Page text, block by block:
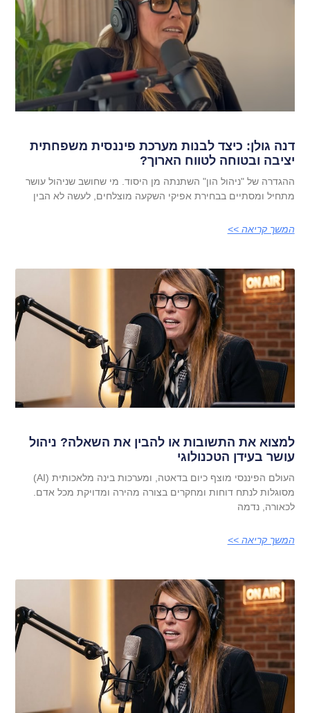
דנה גולן: כיצד לבנות מערכת פיננסית משפחתית
יציבה ובטוחה לטווח הארוך?
ההגדרה של "ניהול הון" השתנתה מן היסוד. מי שחושב שניהול עושר
מתחיל ומסתיים בבחירת אפיקי השקעה מוצלחים, לעשה לא הבין
המשך קריאה >>
למצוא את התשובות או להבין את השאלה? ניהול
עושר בעידן הטכנולוגי
העולם הפיננסי מוצף כיום בדאטה, ומערכות בינה מלאכותית (AI)
מסוגלות לנתח דוחות ומחקרים בצורה מהירה ומדויקת מכל אדם.
לכאורה, נדמה
המשך קריאה >>